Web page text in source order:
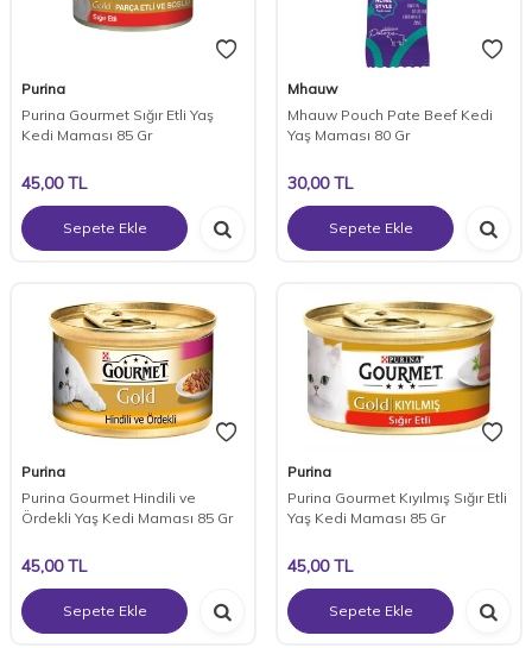
Purina
Purina Gourmet Sığır Etli Yaş
Kedi Maması 85 Gr
45,00TL
Sepete Ekle
Mhauw
Mhauw Pouch Pate Beef Kedi
Yaş Maması 80 Gr
30,00TL
Sepete Ekle
Purina
Purina Gourmet Hindili ve
Ördekli Yaş Kedi Maması 85 Gr
45,00TL
Sepete Ekle
Purina
Purina Gourmet Kıyılmış Sığır Etli
Yaş Kedi Maması 85 Gr
45,00TL
Sepete Ekle